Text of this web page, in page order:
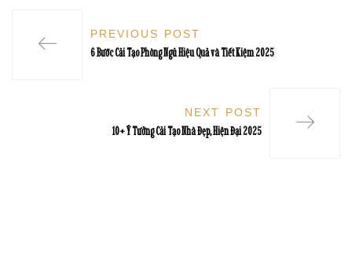
PREVIOUS POST
6 Bước Cải Tạo Phòng Ngủ Hiệu Quả và Tiết Kiệm 2025
NEXT POST
10+ Ý Tưởng Cải Tạo Nhà Đẹp, Hiện Đại 2025